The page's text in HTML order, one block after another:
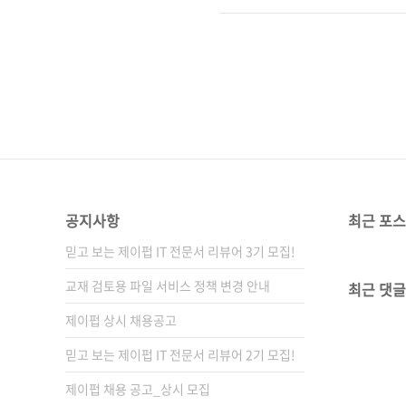
공지사항
믿고 보는 제이펍 IT 전문서 리뷰어 3기 모집!
교재 검토용 파일 서비스 정책 변경 안내
제이펍 상시 채용공고
믿고 보는 제이펍 IT 전문서 리뷰어 2기 모집!
제이펍 채용 공고_상시 모집
최근 포
최근 댓글